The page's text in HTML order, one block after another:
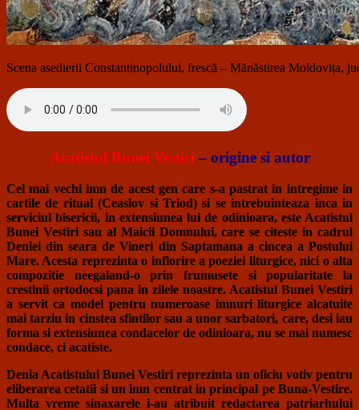
Scena asedierii Constantinopolului, frescă – Mănăstirea Moldovița,
Acatistul Bunei Vestiri – origine si autor
Cel mai vechi imn de acest gen care s-a pastrat in intregime in
cartile de ritual (Ceaslov si Triod) si se intrebuinteaza inca in
serviciul bisericii, in extensiunea lui de odinioara, este Acatistul
Bunei Vestiri sau al Maicii Domnului, care se citeste in cadrul
Deniei din seara de Vineri din Saptamana a cincea a Postului
Mare. Acesta reprezinta o inflorire a poeziei liturgice, nici o alta
compozitie neegaland-o prin frumusete si popularitate la
crestinii ortodocsi pana in zilele noastre. Acatistul Bunei Vestiri
a servit ca model pentru numeroase imnuri liturgice alcatuite
mai tarziu in cinstea sfintilor sau a unor sarbatori, care, desi iau
forma si extensiunea condacelor de odinioara, nu se mai numesc
condace, ci acatiste.
Denia Acatistului Bunei Vestiri reprezinta un oficiu votiv pentru
eliberarea cetatii si un imn centrat in principal pe Buna-Vestire.
Multa vreme sinaxarele i-au atribuit redactarea patriarhului